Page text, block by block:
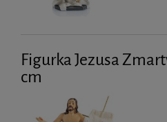
Figurka Jezusa
cm